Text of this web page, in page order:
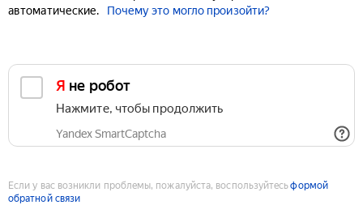
автоматические.
Почему это могло произойти?
Я не робот
Нажмите, чтобы продолжить
Yandex SmartCaptcha
Если у вас возникли проблемы, пожалуйста, воспользуйтесьформой
обратной связи